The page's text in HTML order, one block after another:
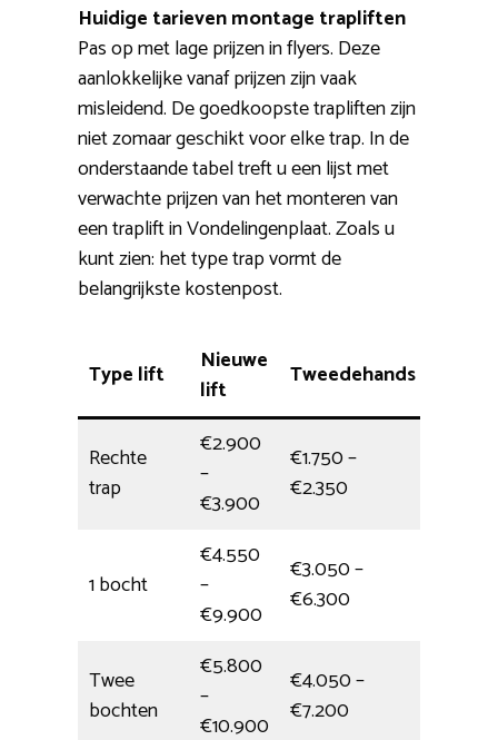
Huidige tarieven montage trapliften
Pas op met lage prijzen in flyers. Deze
aanlokkelijke vanaf prijzen zijn vaak
misleidend. De goedkoopste trapliften zijn
niet zomaar geschikt voor elke trap. In de
onderstaande tabel treft u een lijst met
verwachte prijzen van het monteren van
een traplift in Vondelingenplaat. Zoals u
kunt zien: het type trap vormt de
belangrijkste kostenpost.
Type lift
Nieuwe
lift
Tweedehands
Rechte
trap
€2.900
–
€3.900
€1.750 –
€2.350
1 bocht
€4.550
–
€9.900
€3.050 –
€6.300
Twee
bochten
€5.800
–
€10.900
€4.050 –
€7.200